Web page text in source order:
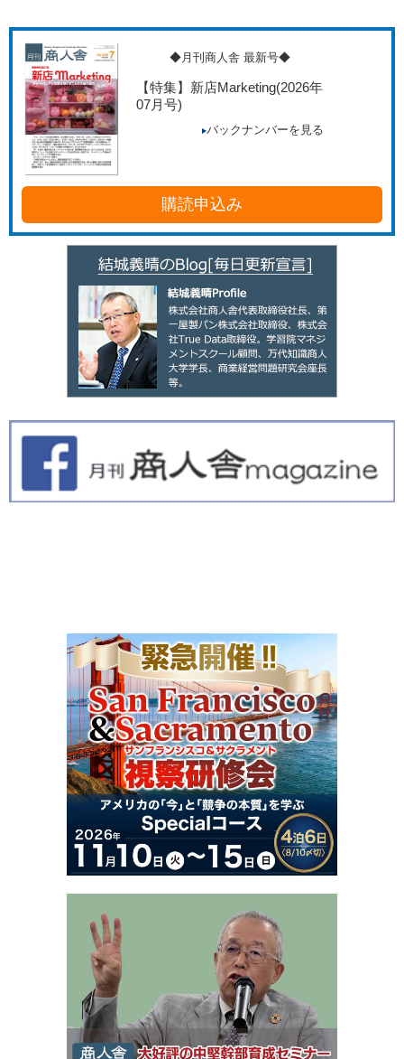
◆月刊商人舎 最新号◆
【特集】新店Marketing(2026年
07月号)
バックナンバーを見る
購読申込み